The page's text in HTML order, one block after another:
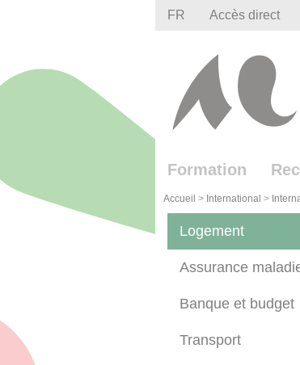
FR Accès direct
Formation
Accueil > International >
Logement
Assurance
Banque et budget
Transport